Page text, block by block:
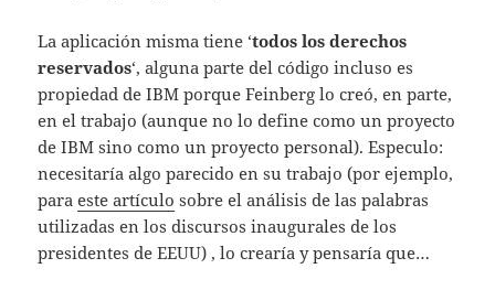
La aplicación misma tiene ‘todos los derechos
reservados‘, alguna parte del código incluso es
propiedad de IBM porque Feinberg lo creó, en parte,
en el trabajo (aunque no lo define como un proyecto
de IBM sino como un proyecto personal). Especulo:
necesitaría algo parecido en su trabajo (por ejemplo,
paraeste artículo sobre el análisis de las palabras
utilizadas en los discursos inaugurales de los
presidentes de EEUU) , lo crearía y pensaría que…